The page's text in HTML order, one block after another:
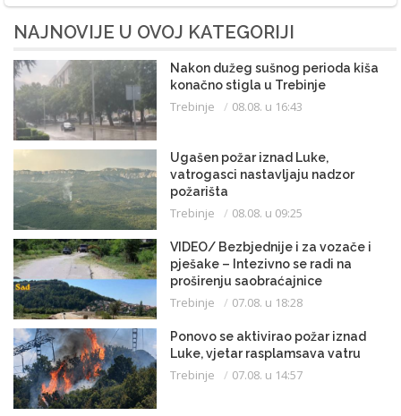
NAJNOVIJE U OVOJ KATEGORIJI
Nakon dužeg sušnog perioda kiša
konačno stigla u Trebinje
Trebinje 08.08. u 16:43
Ugašen požar iznad Luke,
vatrogasci nastavljaju nadzor
požarišta
Trebinje 08.08. u 09:25
VIDEO/ Bezbjednije i za vozače i
pješake – Intezivno se radi na
proširenju saobraćajnice
Trebinje 07.08. u 18:28
Ponovo se aktivirao požar iznad
Luke, vjetar rasplamsava vatru
Trebinje 07.08. u 14:57